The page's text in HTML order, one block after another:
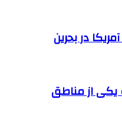
در بحرین
از مناطق